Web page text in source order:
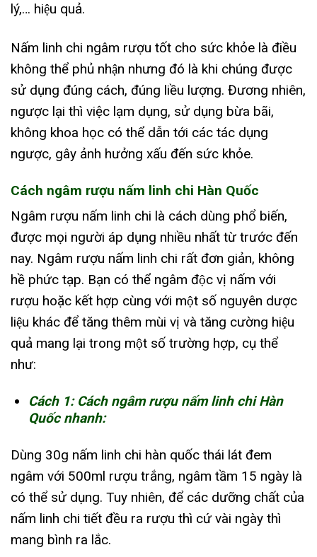
lý,… hiệu quả.
Nấm linh chi ngâm rượu tốt cho sức khỏe là điều
không thể phủ nhận nhưng đó là khi chúng được
sử dụng đúng cách, đúng liều lượng. Đương nhiên,
ngược lại thì việc lạm dụng, sử dụng bừa bãi,
không khoa học có thể dẫn tới các tác dụng
ngược, gây ảnh hưởng xấu đến sức khỏe.
Cách ngâm rượu nấm linh chi Hàn Quốc
Ngâm rượu nấm linh chi là cách dùng phổ biến,
được mọi người áp dụng nhiều nhất từ trước đến
nay. Ngâm rượu nấm linh chi rất đơn giản, không
hề phức tạp. Bạn có thể ngâm độc vị nấm với
rượu hoặc kết hợp cùng với một số nguyên dược
liệu khác để tăng thêm mùi vị và tăng cường hiệu
quả mang lại trong một số trường hợp, cụ thể
như:
Cách 1: Cách ngâm rượu nấm linh chi Hàn
Quốc nhanh:
Dùng 30g nấm linh chi hàn quốc thái lát đem
ngâm với 500ml rượu trắng, ngâm tầm 15 ngày là
có thể sử dụng. Tuy nhiên, để các dưỡng chất của
nấm linh chi tiết đều ra rượu thì cứ vài ngày thì
mang bình ra lắc.